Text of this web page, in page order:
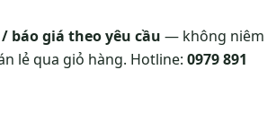
báo giá theo yêu cầu — không niêm
lẻ qua giỏ hàng. Hotline: 0979 891